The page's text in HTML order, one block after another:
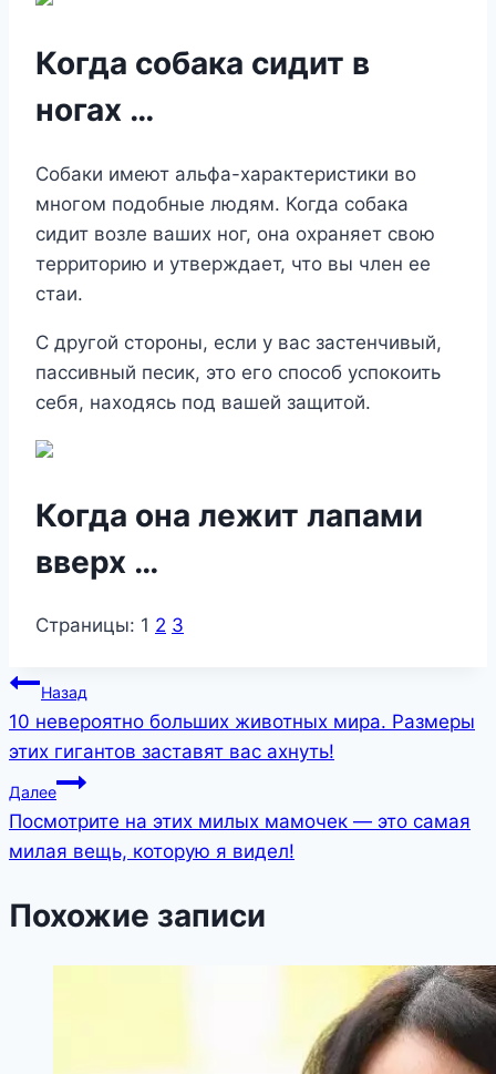
Когда собака сидит в
ногах …
Собаки имеют альфа-характеристики во
многом подобные людям. Когда собака
сидит возле ваших ног, она охраняет свою
территорию и утверждает, что вы член ее
стаи.
С другой стороны, если у вас застенчивый,
пассивный песик, это его способ успокоить
себя, находясь под вашей защитой.
Когда она лежит лапами
вверх …
Страницы: 1 2 3
Навигация
по
записям
Назад
10 невероятно больших животных мира. Размеры
этих гигантов заставят вас ахнуть!
Далее
Посмотрите на этих милых мамочек — это самая
милая вещь, которую я видел!
Похожие записи